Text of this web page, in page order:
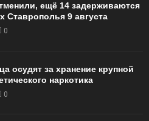
ещё 14 задерживаются
Ставрополья 9 августа
0
осудят за хранение крупной
наркотика
0